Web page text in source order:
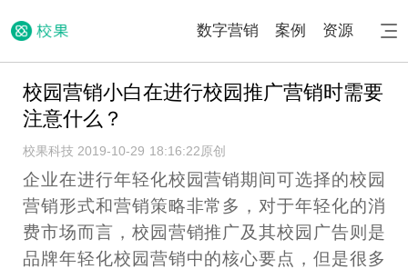
数字营销 案例 资源
校园营销小白在进行校园推广营销时需要
注意什么？
校果科技 2019-10-29 18:16:22原创
企业在进行年轻化校园营销期间可选择的校园
营销形式和营销策略非常多，对于年轻化的消
费市场而言，校园营销推广及其校园广告则是
品牌年轻化校园营销中的核心要点，但是很多